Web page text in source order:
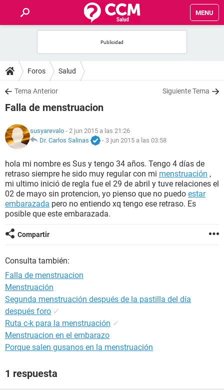
MENU
FOROS
SALUD
NUTRICIÓN
BIENESTAR
SEXUALIDAD
GLOSARIO
Foros Salud
Tema Anterior Siguiente Tema
Falla de menstruacion
susyarevalo - 2 jun 2015 a las 21:26
Dr. Carlos Salinas
- 3 jun 2015 a las 03:58
hola mi nombre es Sus y tengo 34 años. Tengo 4 días de
retraso siempre he sido muy regular con mi menstruación ,
mi ultimo inició de regla fue el 29 de abril y tuve relaciones el
02 de mayo sin protencion, yo pienso que no puedo estar
embarazada pero no entiendo xq tengo ese retraso. Es
posible que este embarazada.
Compartir
Consulta también:
Falla de menstruacion
Menstruación
Segunda menstruación después de la pastilla del día
después foro ✓
Ruta c-k para la menstruación ✓
Menstruacion en el embarazo
Porque salen gusanos en la menstruación
1 respuesta